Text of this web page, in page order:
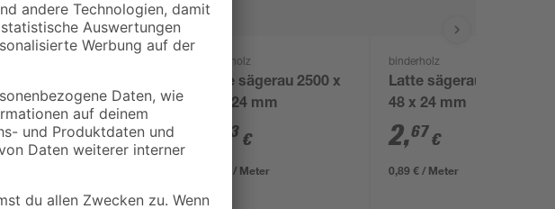
44 x 24 mm
3,98 €
binderholz
Latte sägerau 2500 x
48 x 24 mm
23 €
0,89 € / Meter
binderholz
Latte sägerau 3000 x
48 x 24 mm
2,67€
0,89 € / Meter